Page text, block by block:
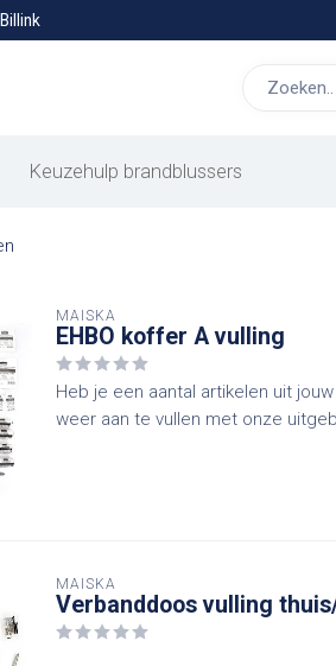
Billink
Keuzehulp brandblussers
bezoekers veilig met onze
MAISKA
EHBO koffer A vulling
Heb je een aantal artikelen uit
weer aan te vullen met onze
MAISKA
Verbanddoos vulling